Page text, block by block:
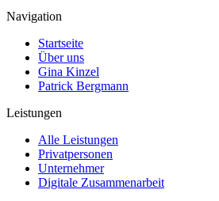
Navigation
Startseite
Über uns
Gina Kinzel
Patrick Bergmann
Leistungen
Alle Leistungen
Privatpersonen
Unternehmer
Digitale Zusammenarbeit